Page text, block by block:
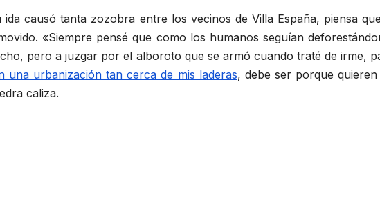
causó tanta zozobra entre los vecinos de Villa España, piensa
«Siempre pensé que como los humanos seguían
pero a juzgar por el alboroto que se armó cuando traté de irme,
una urbanización tan cerca de mis laderas, debe ser porque
caliza.